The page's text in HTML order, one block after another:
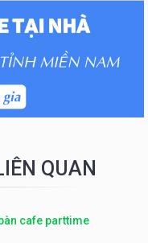
QUAN
cafe parttime